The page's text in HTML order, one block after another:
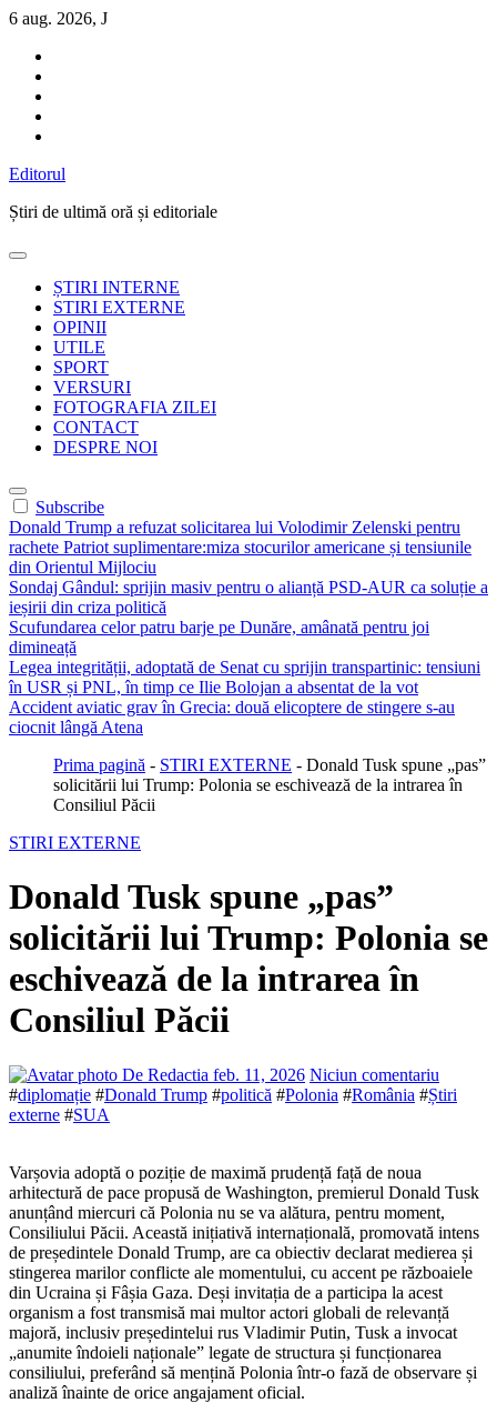
Sari
conținut
6 aug. 2026, J
Editorul
Știri de ultimă oră și editoriale
ȘTIRI INTERNE
STIRI EXTERNE
OPINII
UTILE
SPORT
VERSURI
FOTOGRAFIA ZILEI
CONTACT
DESPRE NOI
Subscribe
Donald Trump a refuzat solicitarea lui Volodimir Zelenski pentru
rachete Patriot suplimentare:miza stocurilor americane și tensiunile
din Orientul Mijlociu
Sondaj Gândul: sprijin masiv pentru o alianță PSD-AUR ca soluție a
ieșirii din criza politică
Scufundarea celor patru barje pe Dunăre, amânată pentru joi
dimineață
Legea integrității, adoptată de Senat cu sprijin transpartinic: tensiuni
în USR și PNL, în timp ce Ilie Bolojan a absentat de la vot
Accident aviatic grav în Grecia: două elicoptere de stingere s-au
ciocnit lângă Atena
Prima pagină - STIRI EXTERNE - Donald Tusk spune „pas”
solicitării lui Trump: Polonia se eschivează de la intrarea în
Consiliul Păcii
STIRI EXTERNE
Donald Tusk spune „pas”
solicitării lui Trump: Polonia se
eschivează de la intrarea în
Consiliul Păcii
De Redactia feb. 11, 2026 Niciun comentariu
#diplomație #Donald Trump #politică #Polonia #România #Știri
externe #SUA
Varșovia adoptă o poziție de maximă prudență față de noua
arhitectură de pace propusă de Washington, premierul Donald Tusk
anunțând miercuri că Polonia nu se va alătura, pentru moment,
Consiliului Păcii. Această inițiativă internațională, promovată intens
de președintele Donald Trump, are ca obiectiv declarat medierea și
stingerea marilor conflicte ale momentului, cu accent pe războaiele
din Ucraina și Fâșia Gaza. Deși invitația de a participa la acest
organism a fost transmisă mai multor actori globali de relevanță
majoră, inclusiv președintelui rus Vladimir Putin, Tusk a invocat
„anumite îndoieli naționale” legate de structura și funcționarea
consiliului, preferând să mențină Polonia într-o fază de observare și
analiză înainte de orice angajament oficial.